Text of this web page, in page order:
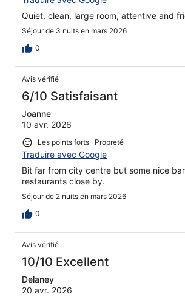
Quiet, clean, large room, attentive and
Séjour de 3 nuits en mars 2026
0
Avis vérifié
6/10 Satisfaisant
Joanne
10 avr. 2026
Les points forts : Propreté
Traduire avec Google
Bit far from city centre but some nice
restaurants close by.
Séjour de 2 nuits en mars 2026
0
Avis vérifié
10/10 Excellent
Delaney
20 avr. 2026